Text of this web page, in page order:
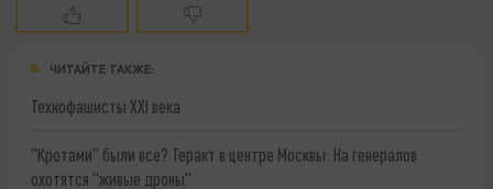
ЧИТАЙТЕ ТАКЖЕ:
Технофашисты XXI века
"Кротами" были все? Теракт в центре Москвы: На генералов
охотятся "живые дроны"